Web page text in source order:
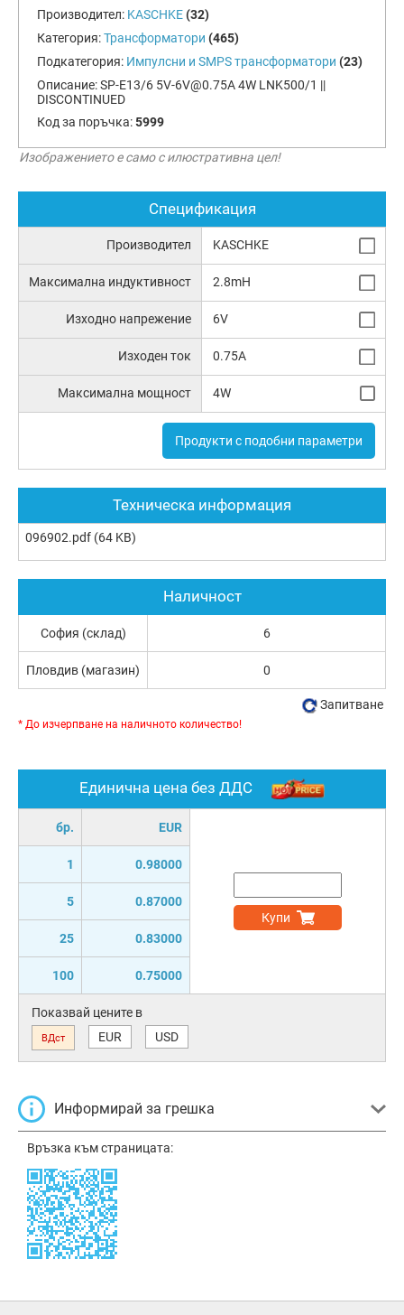
Производител: KASCHKE (32)
Категория:Трансформатори (465)
Подкатегория: Импулсни и SMPS трансформатори (23)
Описание:SP-E13/6 5V-6V@0.75A4W LNK500/1 ||
DISCONTINUED
Код за поръчка:5999
Изображението е само с илюстративна цел!
Спецификация
Производител KASCHKE
Максимална индуктивност 2.8mH
Изходно напрежение 6V
Изходен ток 0.75A
Максимална мощност 4W
Продукти с подобни параметри
Техническа информация
096902.pdf (64 KB)
Единична цена без ДДС
бр. EUR
1 0.98000
5 0.87000
25 0.83000
100 0.75000
Купи
Показвай цените в
ВДст EUR USD
Информирай за грешка
Връзка към страницата:
Наличност
София (склад) 6
Пловдив (магазин) 0
Запитване
* До изчерпване на наличното количество!